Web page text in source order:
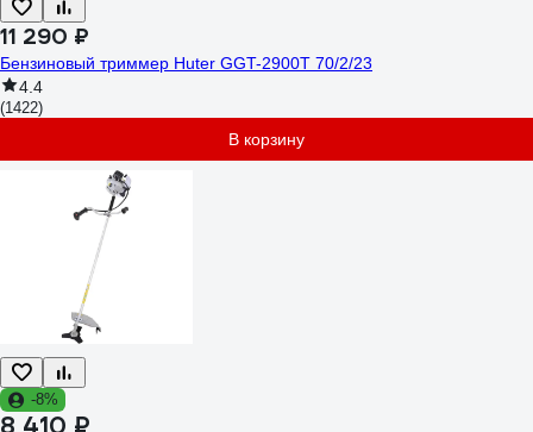
11 290 ₽
Бензиновый триммер Huter GGT-2900T 70/2/23
4.4
(1422)
В корзину
-8%